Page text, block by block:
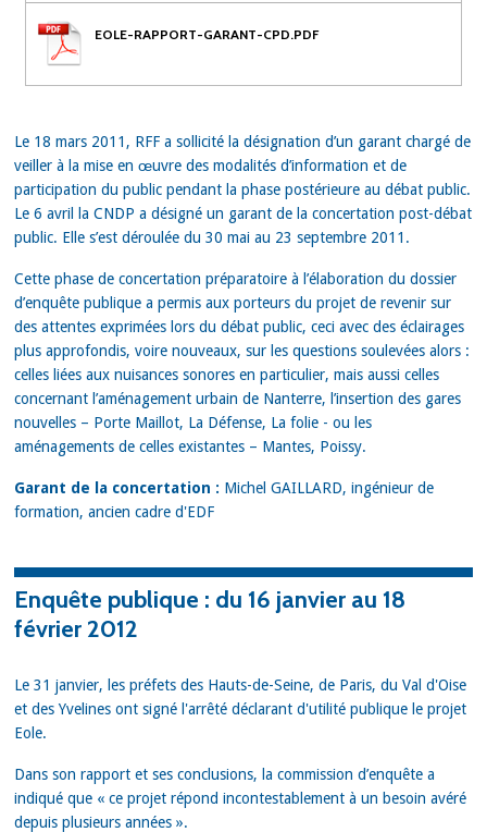
EOLE-RAPPORT-GARANT-CPD.PDF
Le 18 mars 2011, RFF a sollicité la désignation d’un garant chargé de
veiller à la mise en œuvre des modalités d’information et de
participation du public pendant la phase postérieure au débat public.
Le 6 avril la CNDP a désigné un garant de la concertation post-débat
public. Elle s’est déroulée du 30 mai au 23 septembre 2011.
Cette phase de concertation préparatoire à l’élaboration du dossier
d’enquête publique a permis aux porteurs du projet de revenir sur
des attentes exprimées lors du débat public, ceci avec des éclairages
plus approfondis, voire nouveaux, sur les questions soulevées alors :
celles liées aux nuisances sonores en particulier, mais aussi celles
concernant l’aménagement urbain de Nanterre, l’insertion des gares
nouvelles – Porte Maillot, La Défense, La folie - ou les
aménagements de celles existantes – Mantes, Poissy.
Garant de la concertation : Michel GAILLARD, ingénieur de
formation, ancien cadre d'EDF
Enquête publique : du 16 janvier au 18
février 2012
Le 31 janvier, les préfets des Hauts-de-Seine, de Paris, du Val d'Oise
et des Yvelines ont signé l'arrêté déclarant d'utilité publique le projet
Eole.
Dans son rapport et ses conclusions, la commission d’enquête a
indiqué que « ce projet répond incontestablement à un besoin avéré
depuis plusieurs années ».